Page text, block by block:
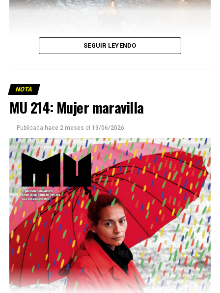
Este número 215 de MU ☝️viene con doble tapa, que
podría ser una frase:
Sin chamuyo, a remarla.
Descargar la Mu en PDF
SEGUIR LEYENDO
NOTA
MU 214: Mujer maravilla
Publicada hace 2 meses el 19/06/2026